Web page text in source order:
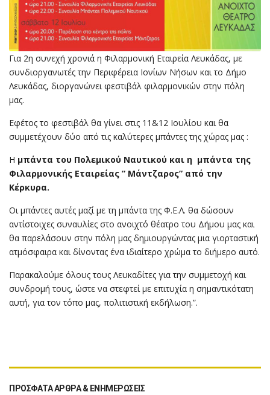
Για 2η συνεχή χρονιά η Φιλαρμονική Εταιρεία Λευκάδας, με
συνδιοργανωτές την Περιφέρεια Ιονίων Νήσων και το Δήμο
Λευκάδας, διοργανώνει φεστιβάλ φιλαρμονικών στην πόλη
μας.
Εφέτος το φεστιβάλ θα γίνει στις 11&12 Ιουλίου και θα
συμμετέχουν δύο από τις καλύτερες μπάντες της χώρας μας :
Η μπάντα του Πολεμικού Ναυτικού και η μπάντα της
Φιλαρμονικής Εταιρείας ” Μάντζαρος” από την
Κέρκυρα.
Οι μπάντες αυτές μαζί με τη μπάντα της Φ.Ε.Λ. θα δώσουν
αντίστοιχες συναυλίες στο ανοιχτό θέατρο του Δήμου μας και
θα παρελάσουν στην πόλη μας δημιουργώντας μια γιορταστική
ατμόσφαιρα και δίνοντας ένα ιδιαίτερο χρώμα το διήμερο αυτό.
Παρακαλούμε όλους τους Λευκαδίτες για την συμμετοχή και
συνδρομή τους, ώστε να στεφτεί με επιτυχία η σημαντικότατη
αυτή, για τον τόπο μας, πολιτιστική εκδήλωση.”.
ΠΡΟΣΦΑΤΑ ΑΡΘΡΑ & ΕΝΗΜΕΡΩΣΕΙΣ